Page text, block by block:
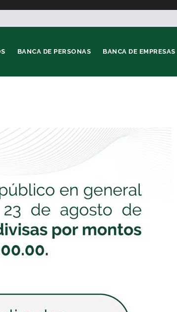
BANCA DE PERSONAS BANCA DE EMPRESAS